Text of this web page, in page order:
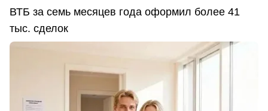
ВТБ за семь месяцев года оформил более 41
тыс. сделок